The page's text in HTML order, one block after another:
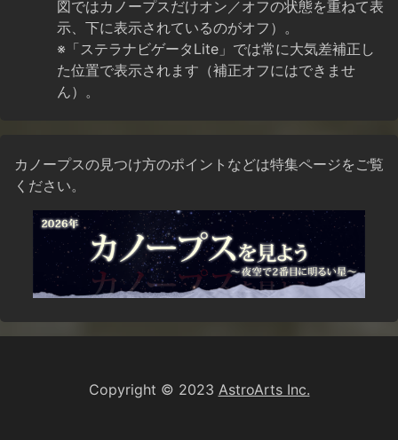
図ではカノープスだけオン／オフの状態を重ねて表
示、下に表示されているのがオフ）。
※「ステラナビゲータLite」では常に大気差補正し
た位置で表示されます（補正オフにはできませ
ん）。
カノープスの見つけ方のポイントなどは特集ページをご覧
ください。
Copyright © 2023 AstroArts Inc.